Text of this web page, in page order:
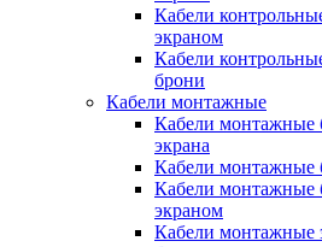
Кабели
экраном
Кабели
брони
Кабели монтажные
Кабели монтажные
экрана
Кабели монтажные
Кабели монтажные
экраном
Кабели монтажные